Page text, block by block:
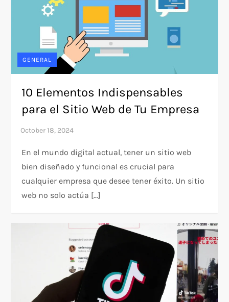
GENERAL
10 Elementos Indispensables
para el Sitio Web de Tu Empresa
En el mundo digital actual, tener un sitio web
bien diseñado y funcional es crucial para
cualquier empresa que desee tener éxito. Un sitio
web no solo actúa […]